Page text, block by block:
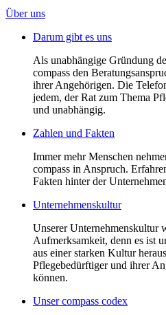
Über uns
Darum gibt es uns
Als unabhängige Gründung
compass den
ihrer Angehörigen. Die
jedem, der Rat zum Thema
und unabhängig.
Zahlen und Fakten
Immer mehr Menschen
compass in Anspruch.
Fakten hinter der
Unternehmenskultur
Unserer Unternehmenskultur
Aufmerksamkeit, denn es ist
aus einer starken Kultur
Pflegebedürftiger und ihrer
können.
Unser compass codex